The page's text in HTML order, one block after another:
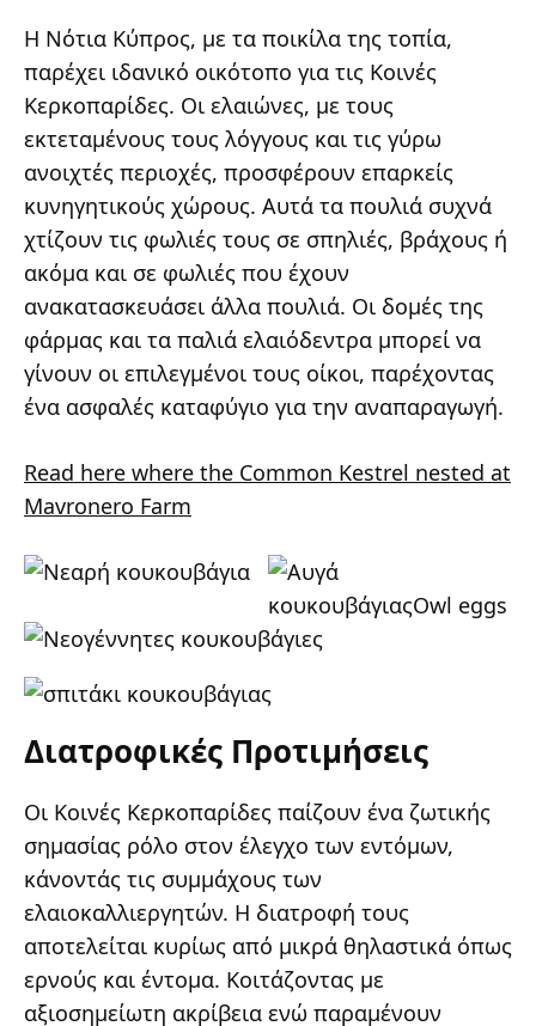
Η Νότια Κύπρος, με τα ποικίλα της τοπία,
παρέχει ιδανικό οικότοπο για τις Κοινές
Κερκοπαρίδες. Οι ελαιώνες, με τους
εκτεταμένους τους λόγγους και τις γύρω
ανοιχτές περιοχές, προσφέρουν επαρκείς
κυνηγητικούς χώρους. Αυτά τα πουλιά συχνά
χτίζουν τις φωλιές τους σε σπηλιές, βράχους ή
ακόμα και σε φωλιές που έχουν
ανακατασκευάσει άλλα πουλιά. Οι δομές της
φάρμας και τα παλιά ελαιόδεντρα μπορεί να
γίνουν οι επιλεγμένοι τους οίκοι, παρέχοντας
ένα ασφαλές καταφύγιο για την αναπαραγωγή.
Read here where the Common Kestrel nested at
Mavronero Farm
Διατροφικές Προτιμήσεις
Οι Κοινές Κερκοπαρίδες παίζουν ένα ζωτικής
σημασίας ρόλο στον έλεγχο των εντόμων,
κάνοντάς τις συμμάχους των
ελαιοκαλλιεργητών. Η διατροφή τους
αποτελείται κυρίως από μικρά θηλαστικά όπως
ερνούς και έντομα. Κοιτάζοντας με
αξιοσημείωτη ακρίβεια ενώ παραμένουν